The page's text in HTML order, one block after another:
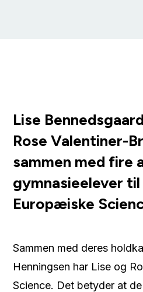
Lise
Rose Valentiner-
sammen med fire
gymnasieelever til
Europæiske
Sammen med deres
Henningsen har Lise og
Science. Det betyder at